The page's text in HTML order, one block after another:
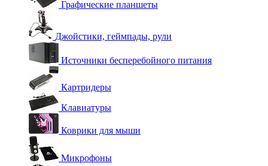
Графические планшеты
Джойстики, геймпады, рули
Источники бесперебойного питания
Картридеры
Клавиатуры
Коврики для мыши
Микрофоны